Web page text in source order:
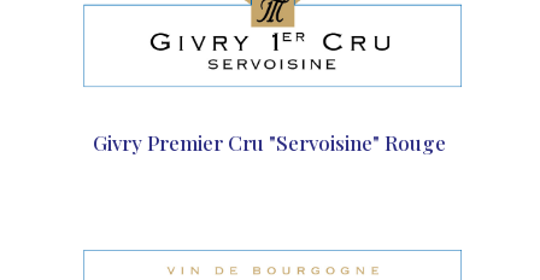
Givry Premier Cru "Servoisine" Rouge